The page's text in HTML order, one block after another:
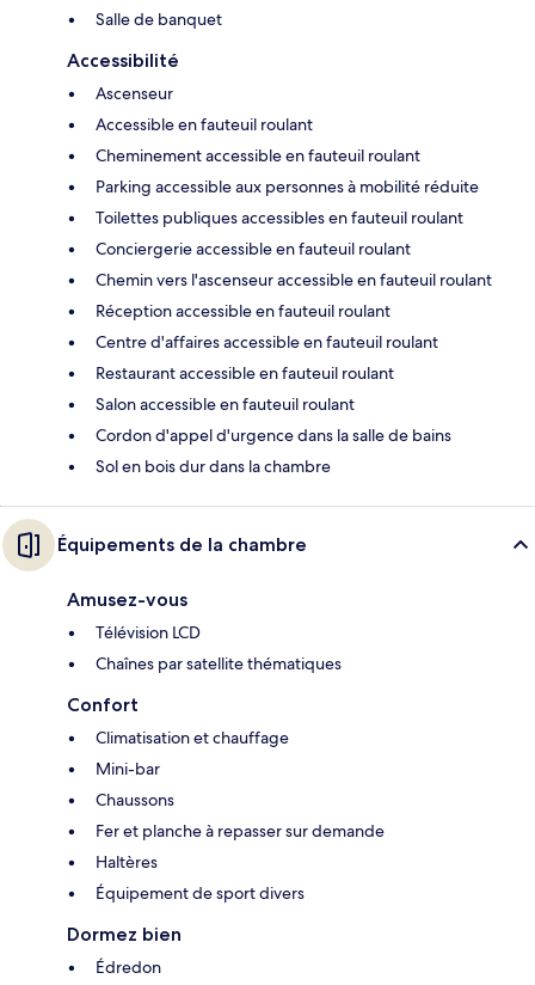
Salle de banquet
Accessibilité
Ascenseur
Accessible en fauteuil roulant
Cheminement accessible en fauteuil roulant
Parking accessible aux personnes à mobilité réduite
Toilettes publiques accessibles en fauteuil roulant
Conciergerie accessible en fauteuil roulant
Chemin vers l'ascenseur accessible en fauteuil roulant
Réception accessible en fauteuil roulant
Centre d'affaires accessible en fauteuil roulant
Restaurant accessible en fauteuil roulant
Salon accessible en fauteuil roulant
Cordon d'appel d'urgence dans la salle de bains
Sol en bois dur dans la chambre
Équipements de la chambre
Amusez-vous
Télévision LCD
Chaînes par satellite thématiques
Confort
Climatisation et chauffage
Mini-bar
Chaussons
Fer et planche à repasser sur demande
Haltères
Équipement de sport divers
Dormez bien
Édredon